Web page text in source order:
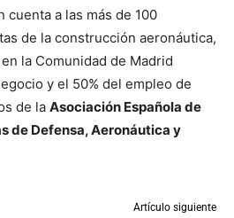
cuenta a las más de 100
de la construcción aeronáutica,
la Comunidad de Madrid
y el 50% del empleo de
de la Asociación Española de
de Defensa, Aeronáutica y
Artículo siguiente